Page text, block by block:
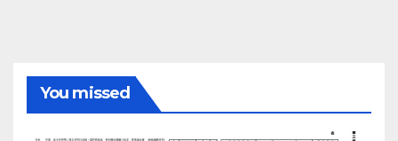
You missed